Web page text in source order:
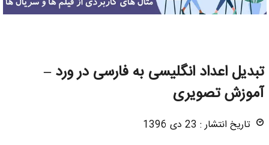
تبدیل اعداد انگلیسی به فارسی در ورد –
آموزش تصویری
تاریخ انتشار : 23 دی 1396